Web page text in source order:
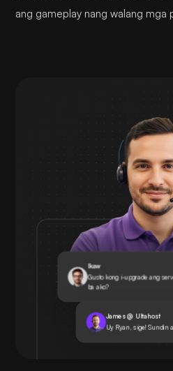
ang gameplay nang walang mga
Ikaw
Gusto kong i-upgrade ang
ba ako?
James @ Ultahost
Uy Ryan, sige! Sundin